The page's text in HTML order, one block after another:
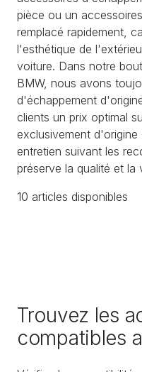
pièce ou un
remplacé rapidement,
l'esthétique de
voiture. Dans notre
BMW, nous avons
d'échappement
clients un prix optimal
exclusivement
entretien suivant les
préserve la qualité et la
10 articles disponibles
Trouvez les
compatibles